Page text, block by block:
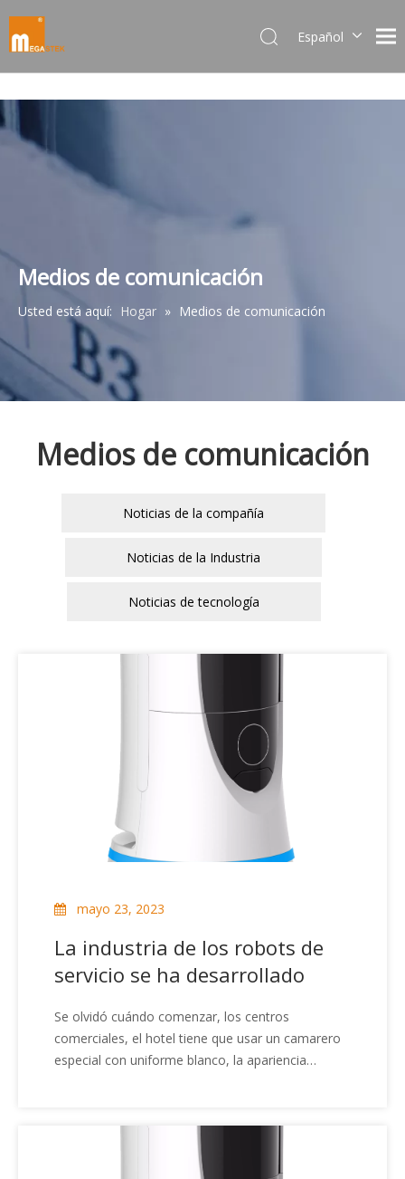
Español
English
Medios de comunicación
Usted está aquí: Hogar » Medios de comunicación
Medios de comunicación
Noticias de la compañía
Noticias de la Industria
Noticias de tecnología
mayo 23, 2023
La industria de los robots de
servicio se ha desarrollado
Se olvidó cuándo comenzar, los centros
comerciales, el hotel tiene que usar un camarero
especial con uniforme blanco, la apariencia
robot de servicio.Los usuarios pueden brindarles
algunos servicios simples a través de la voz, el
tacto.Los robots de servicio comenzaron a